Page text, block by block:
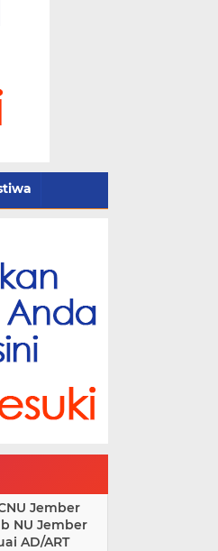
Jember
NU Jember
AD/ART